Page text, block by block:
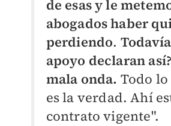
de esas y le
abogados haber
perdiendo.
apoyo declaran
mala onda. Todo
es la verdad. Ahí
contrato vigente".